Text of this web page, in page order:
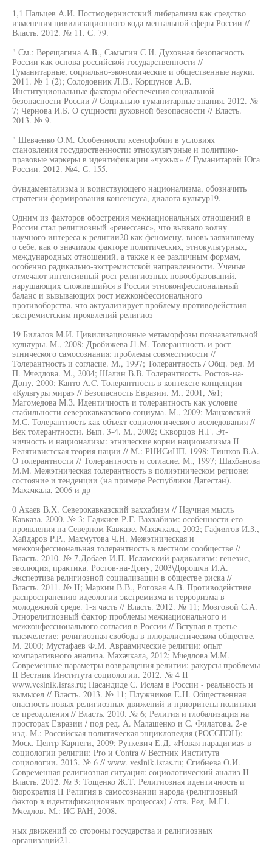
1,1 Пальцев А.И. Постмодернистский либерализм как средство
изменения цивилизационного кода ментальной сферы России //
Власть. 2012. № 11. С. 79.
" См.: Верещагина A.B., Самыгин С И. Духовная безопасность
России как основа российской государственности //
Гуманитарные, социально-экономические и общественные науки.
2011. № 1 (2); Солодовник Л.В.. Коршунов A.B.
Институциональные факторы обеспечения социальной
безопасности России // Социально-гуманитарные знания. 2012. №
7; Чернова И.Б. О сущности духовной безопасности // Власть.
2013. № 9.
" Шевченко О.М. Особенности ксенофобии в условиях
становления государственности: этнокультурные и политико-
правовые маркеры в идентификации «чужых» // Гуманитарий Юга
России. 2012. №4. С. 155.
фундаментализма и воинствующего национализма, обозначить
стратегии формирования консенсуса, диалога культур19.
Одним из факторов обострения межнациональных отношений в
России стал религиозный «ренессанс», что вызвало волну
научного интереса к религии20 как феномену, вновь заявившему
о себе, как о значимом факторе политических, этнокультурных,
международных отношений, а также к ее различным формам,
особенно радикально-экстремистской направленности. Ученые
отмечают интенсивный рост религиозных новообразований,
нарушающих сложившийся в России этноконфессиональный
баланс и вызывающих рост межконфессионального
противоборства, что актуализирует проблему противодействия
экстремистским проявлений религиоз-
19 Билалов М.И. Цивилизационные метаморфозы познавательной
культуры. M., 2008; Дробижева J1.M. Толерантность и рост
этнического самосознания: проблемы совместимости //
Толерантность и согласие. M., 1997; Толерантность / Общ. ред. М
П. Мчедлова. M., 2004; Шалин В.В. Толерантность. Ростов-на-
Дону, 2000; Капто A.C. Толерантность в контексте концепции
«Культуры мира» // Безопасность Евразии. M., 2001, №1;
Магомедова М.З. Идентичность и толерантность как условие
стабильности северокавказского социума. М., 2009; Мацковский
М.С. Толерантность как объект социологического исследования //
Век толерантности. Вып. 3-4. М., 2002; Скворцов Н.Г. Эт-
ничность и национализм: этнические корни национализма II
Релятивистская теория нации // М.: РНИСиНП, 1998; Тишков В.А.
О толерантности // Толерантность и согласие. М., 1997; Шахбанова
М.М. Межэтническая толерантность в полиэтническом регионе:
состояние и тенденции (на примере Республики Дагестан).
Махачкала, 2006 и др
0 Акаев В.Х. Северокавказский ваххабизм // Научная мысль
Кавказа. 2000. № 3; Гаджиев Р.Г. Ваххабизм: особенности его
проявления на Северном Кавказе. Махачкала, 2002; Гафиятов И.З.,
Хайдаров P.P., Махмутова Ч.Н. Межэтническая и
межконфессиональная толерантность в местном сообществе //
Власть. 2010. № 7,Добаев И.П. Исламский радикализм: генезис,
эволюция, практика. Ростов-на-Дону, 2003\Дорошчн И.А.
Экспертиза религиозной социализации в обществе риска //
Власть. 2011. № II; Маркин В.В., Роговая A.B. Противодействие
распространению идеологии экстремизма и терроризма в
молодежной среде. 1-я часть // Власть. 2012. № 11; Мозговой С.А.
Этнорелигиозный фактор проблемы межнационального и
межконфессноналыюго согласия в России // Вступая в третье
тысячелетие: религиозная свобода в плюралистическом обществе.
М. 2000; Мустафаев Ф.М. Авраамические религии: опыт
компаративного анализа. Махачкала, 2012; Мчедлова М.М.
Современные параметры возвращения религии: ракурсы проблемы
II Вестник Института социологии. 2012. № 4 II
www.veslnik.isras.ru; Пасандиде С. Ислам в России - реальность и
вымысел // Власть. 2013. № 11; Плужников E.H. Общественная
опасность новых религиозных движений и приоритеты политики
се преодоления // Власть. 2010. № 6; Религия и глобализация на
просторах Евразии / под ред. А. Малашенко и С. Филатова. 2-е
изд. М.: Российская политическая энциклопедия (РОССПЭН);
Моск. Центр Карнеги, 2009; Руткевич Е.Д. «Новая парадигма» в
социологии религии: Pro и Contra // Вестник Института
социологии. 2013. № 6 // www. veslnik.isras.ru; Сгибнева О.И.
Современная религиозная ситуация: социологический анализ II
Власть. 2012. № 3; Тощенко Ж.Т. Религиозная идентичность и
бюрократия II Религия в самосознании народа (религиозный
фактор в идентификационных процессах) / отв. Ред. М.Г1.
Мчедлов. М.: ИС РАН, 2008.
ных движений со стороны государства и религиозных
организаций21.